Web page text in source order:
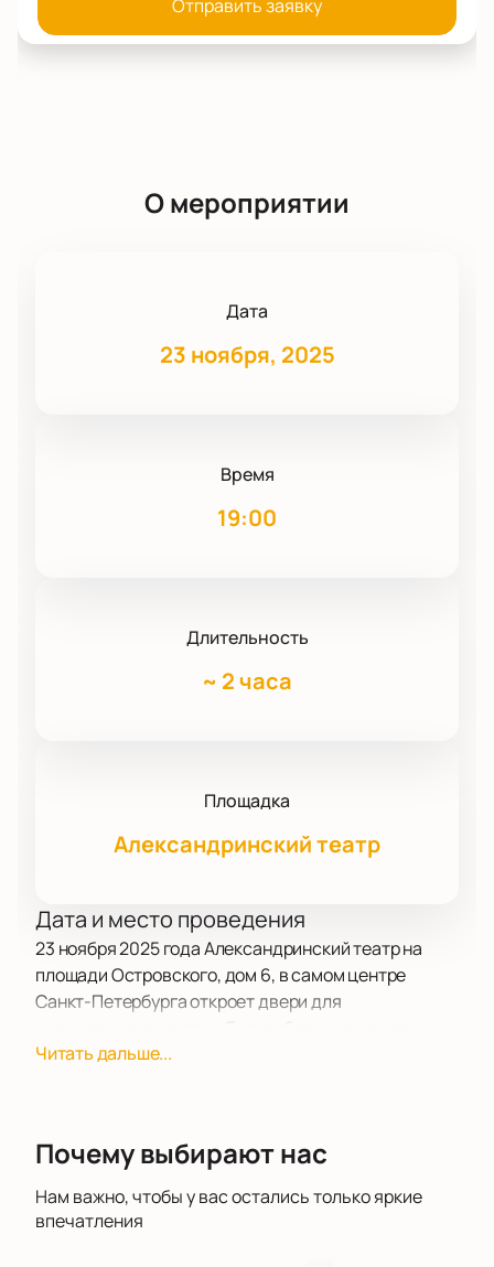
Отправить заявку
О мероприятии
Дата
23 ноября, 2025
Время
19:00
Длительность
~ 2 часа
Площадка
Александринский театр
Дата и место проведения
23 ноября 2025 года Александринский театр на
площади Островского, дом 6, в самом центре
Санкт-Петербурга откроет двери для
Гости смогут стать участниками одного из самых
«Баскетбольная сюита» превращает обычный
концерт в настоящее музыкальное приключение.
Музыканты знаменитого Джазового оркестра
Линкольн-центра под руководством Уинтона
Читать дальше...
Почему выбирают нас
Нам важно, чтобы у вас остались только яркие
впечатления